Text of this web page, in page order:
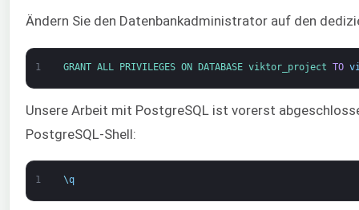
Ändern Sie den Datenbankadministrator auf den
1 GRANT ALL PRIVILEGES ON DATABASE viktor_project TO
Unsere Arbeit mit PostgreSQL ist vorerst
PostgreSQL-Shell:
1 \q